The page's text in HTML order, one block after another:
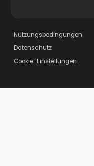
Nutzungsbedingungen
Datenschutz
Cookie-Einstellungen